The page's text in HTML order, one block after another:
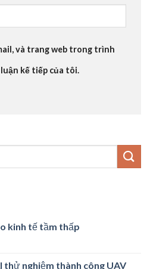
và trang web trong trình
kế tiếp của tôi.
kinh tế tầm thấp
thử nghiệm thành công UAV